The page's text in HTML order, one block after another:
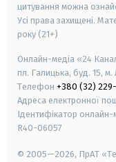
цитування можна
Усі права захищені.
року (21+)
Онлайн-медіа «24
пл. Галицька, буд. 15, м.
Телефон +380 (32)
Адреса електронної
Ідентифікатор онлайн-
R40-06057
© 2005—2026, ПрАТ